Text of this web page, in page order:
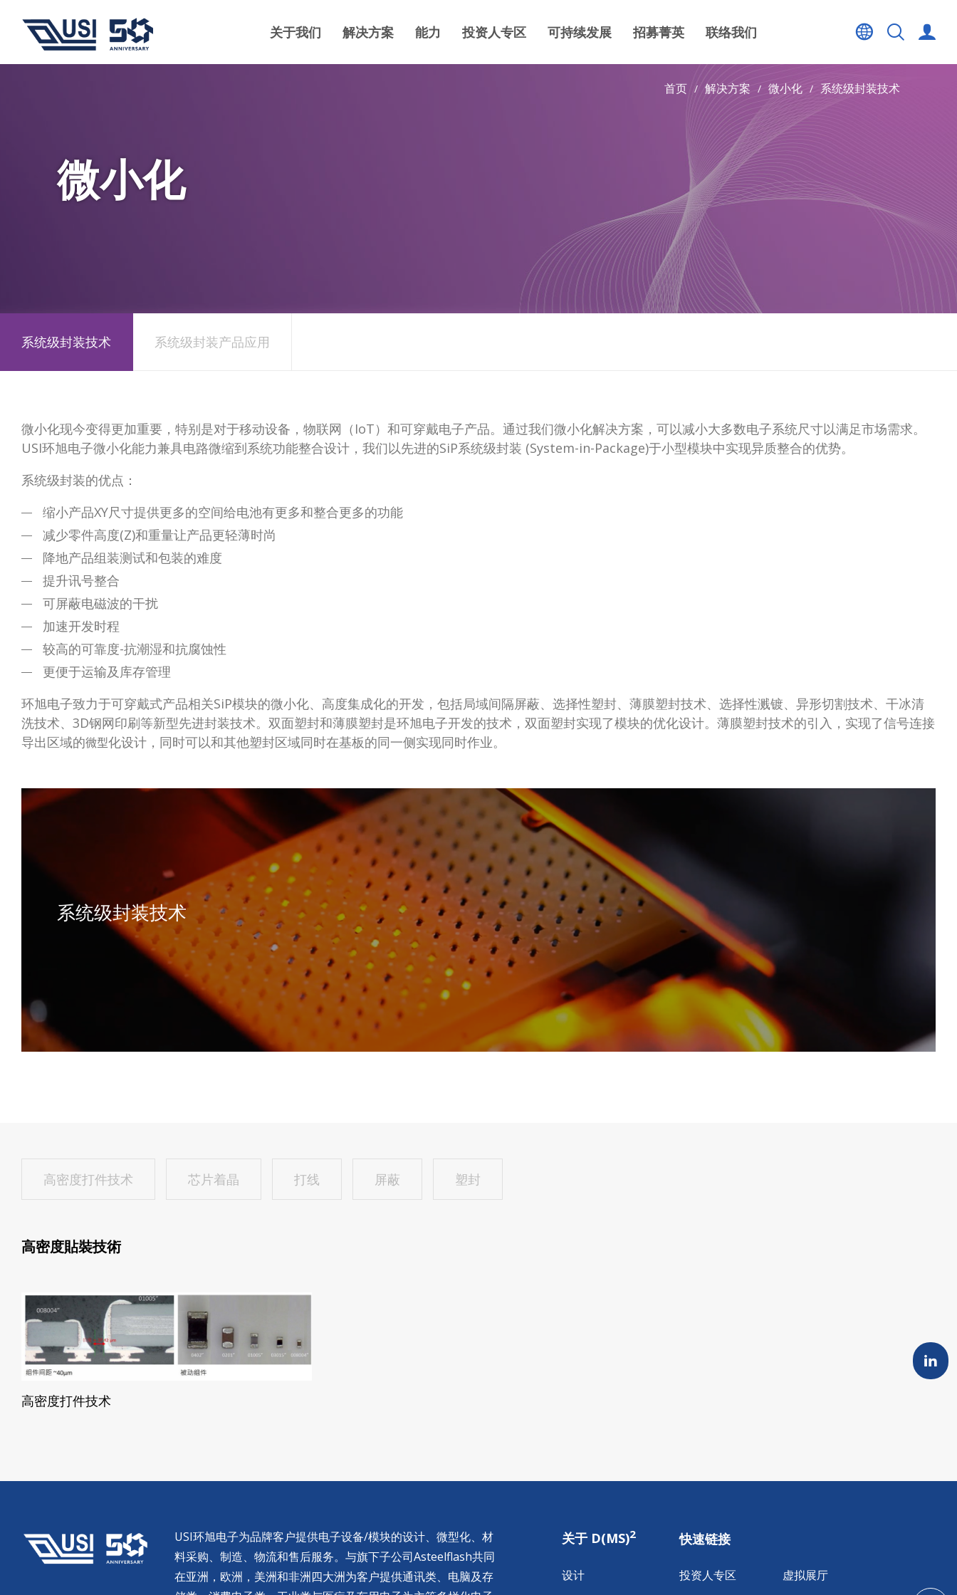
关于我们 解决方案 能力 投资人专区 可持续发展 招募菁英 联络我们
首页 解决方案 微小化 系统级封装技术
微小化
系统级封装技术 系统级封装产品应用
微小化现今变得更加重要，特别是对于移动设备，物联网（IoT）和可穿戴电子产品。通过我们微小化解决方案，可以减小大多数电子系统尺寸以满足市场需求。
USI环旭电子微小化能力兼具电路微缩到系统功能整合设计，我们以先进的SiP系统级封装 (System-in-Package)于小型模块中实现异质整合的优势。
系统级封装的优点：
缩小产品XY尺寸提供更多的空间给电池有更多和整合更多的功能
减少零件高度(Z)和重量让产品更轻薄时尚
降地产品组装测试和包装的难度
提升讯号整合
可屏蔽电磁波的干扰
加速开发时程
较高的可靠度-抗潮湿和抗腐蚀性
更便于运输及库存管理
环旭电子致力于可穿戴式产品相关SiP模块的微小化、高度集成化的开发，包括局域间隔屏蔽、选择性塑封、薄膜塑封技术、选择性溅镀、异形切割技术、干冰清
洗技术、3D钢网印刷等新型先进封装技术。双面塑封和薄膜塑封是环旭电子开发的技术，双面塑封实现了模块的优化设计。薄膜塑封技术的引入，实现了信号连接
导出区域的微型化设计，同时可以和其他塑封区域同时在基板的同一侧实现同时作业。
系统级封装技术
高密度打件技术 芯片着晶 打线 屏蔽 塑封
高密度貼裝技術
高密度打件技术
USI环旭电子为品牌客户提供电子设备/模块的设计、微型化、材
料采购、制造、物流和售后服务。与旗下子公司Asteelflash共同
在亚洲，欧洲，美洲和非洲四大洲为客户提供通讯类、电脑及存
关于 D(MS)2
设计
快速链接
投资人专区
虚拟展厅